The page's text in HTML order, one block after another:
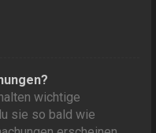
wichtige
sie so bald wie